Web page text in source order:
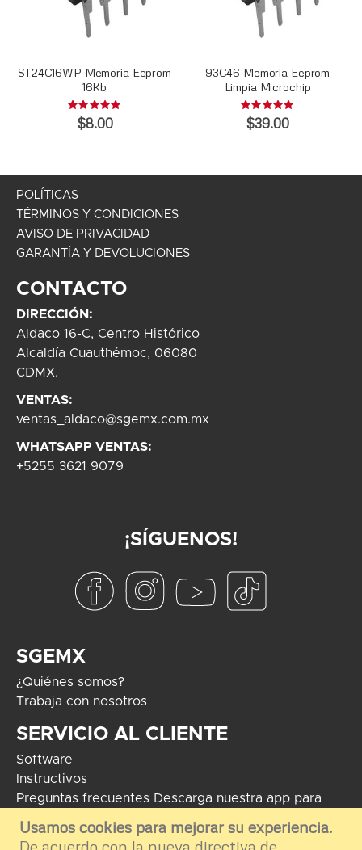
Usamos cookies para mejorar su experiencia.
De acuerdo con la nueva directiva de
ST24C16WP Memoria Eeprom
16Kb
Rating:
0%$8.00
93C46 Memoria Eeprom
Limpia Microchip
Rating:
0%
$39.00
POLÍTICAS
TÉRMINOS Y CONDICIONES
AVISO DE PRIVACIDAD
GARANTÍA Y DEVOLUCIONES
CONTACTO
DIRECCIÓN:
Aldaco 16-C, Centro Histórico
Alcaldía Cuauthémoc, 06080
CDMX.
VENTAS:
ventas_aldaco@sgemx.com.mx
WHATSAPP VENTAS:
+5255 3621 9079
¡SÍGUENOS!
SGEMX
¿Quiénes somos?
Trabaja con nosotros
SERVICIO AL CLIENTE
Software
Instructivos
Preguntas frecuentes Descarga nuestra app para
COPYRIGHT 2024 - Soluciones Globales en Electrónica. El uso de